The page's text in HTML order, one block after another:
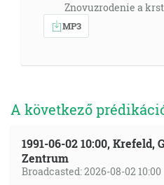
Znovuzrodenie a
MP3
A következő
1991-06-02 10:00, Krefeld,
Zentrum
Broadcasted: 2026-08-02 10:00